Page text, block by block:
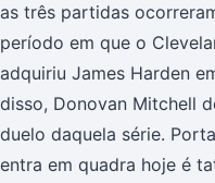
as três partidas
período em que o
adquiriu James Harden
disso, Donovan Mitchell
duelo daquela série.
entra em quadra hoje é